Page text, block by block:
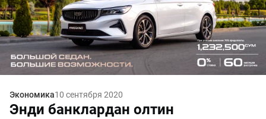
Экономика10 сентября 2020
Энди банклардан олтин